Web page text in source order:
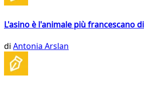
L'asino è l'animale più francescano
di Antonia Arslan